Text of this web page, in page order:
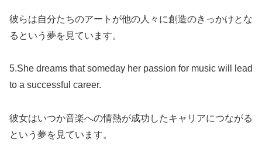
彼らは自分たちのアートが他の人々に創造のきっかけとな
るという夢を見ています。
5.She dreams that someday her passion for music will lead
to a successful career.
彼女はいつか音楽への情熱が成功したキャリアにつながる
という夢を見ています。